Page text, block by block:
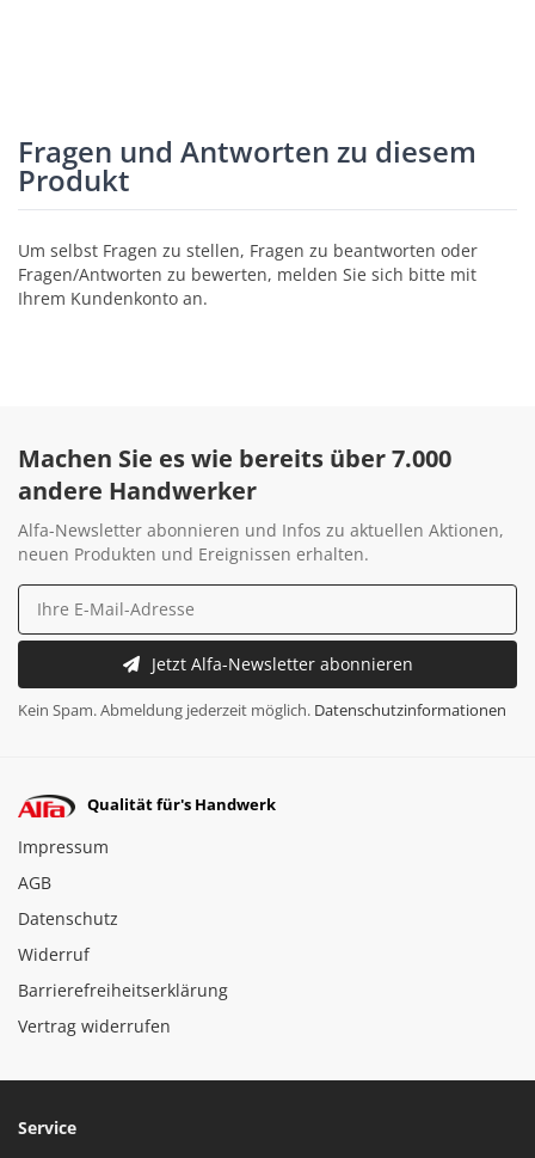
Fragen und Antworten zu diesem
Produkt
Um selbst Fragen zu stellen, Fragen zu beantworten oder
Fragen/Antworten zu bewerten, melden Sie sich bitte mit
Ihrem Kundenkonto an.
Machen Sie es wie bereits über 7.000
andere Handwerker
Alfa-Newsletter abonnieren und Infos zu aktuellen Aktionen,
neuen Produkten und Ereignissen erhalten.
Jetzt Alfa-Newsletter abonnieren
Kein Spam. Abmeldung jederzeit möglich. Datenschutzinformationen
Qualität für's Handwerk
Impressum
AGB
Datenschutz
Widerruf
Barrierefreiheitserklärung
Vertrag widerrufen
Service